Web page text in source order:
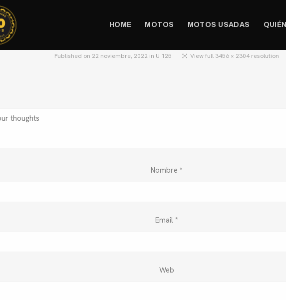
HOME MOTOS MOTOS USADAS
Published on 22 noviembre, 2022 in U 125 View full 3456 × 2304 resolution
Nombre *
Email *
Web